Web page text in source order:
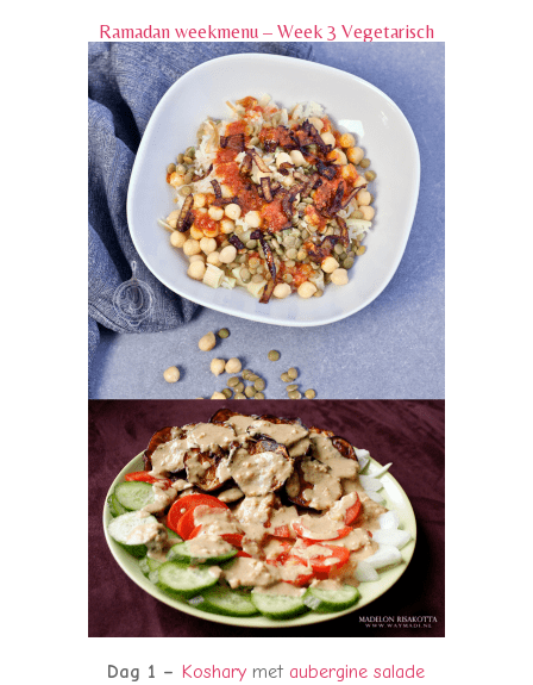
Ramadan weekmenu – Week 3 Vegetarisch
Dag 1 – Koshary met aubergine salade